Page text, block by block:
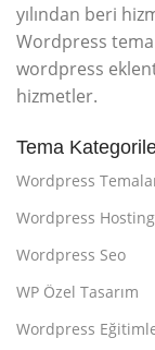
yılından beri
Wordpress
wordpress
hizmetler.
Tema
Wordpress
Wordpress Hosting
Wordpress Seo
WP Özel Tasarım
Wordpress